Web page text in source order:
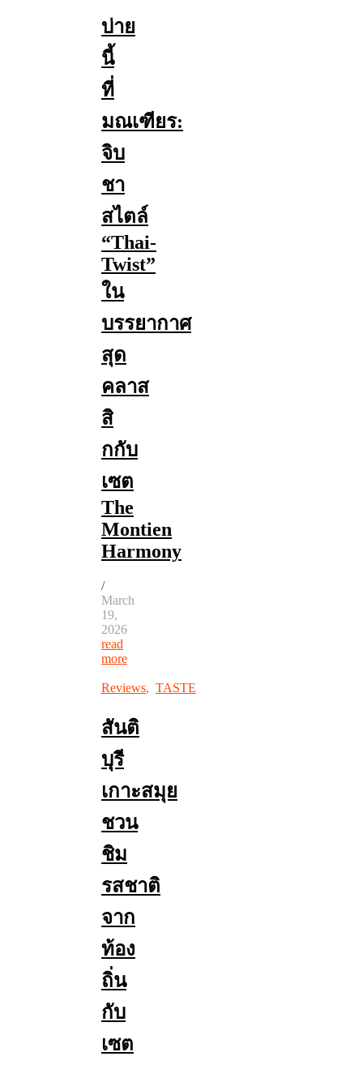
บ่าย
นี้
ที่
มณเฑียร:
จิบ
ชา
สไตล์
“Thai-
Twist”
ใน
บรรยากาศ
สุด
คลาส
สิ
กกับ
เซต
The
Montien
Harmony
/
March
19,
2026
read
more
Reviews, TASTE
สันติ
บุรี
เกาะสมุย
ชวน
ชิม
รสชาติ
จาก
ท้อง
ถิ่น
กับ
เซต